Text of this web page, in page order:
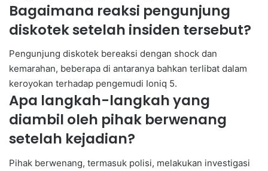
Bagaimana reaksi pengunjung
diskotek setelah insiden tersebut?
Pengunjung diskotek bereaksi dengan shock dan
kemarahan, beberapa di antaranya bahkan terlibat dalam
keroyokan terhadap pengemudi Ioniq 5.
Apa langkah-langkah yang
diambil oleh pihak berwenang
setelah kejadian?
Pihak berwenang, termasuk polisi, melakukan investigasi